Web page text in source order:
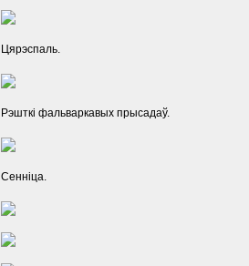
Цярэспаль.
Рэшткі фальваркавых прысадаў.
Сенніца.